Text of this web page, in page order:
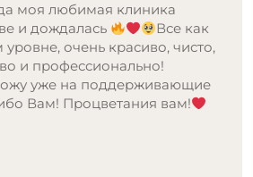
моя любимая клиника
и дождалась
Все как
очень красиво, чисто,
и профессионально!
хожу уже на поддерживающие
Вам! Процветания вам!